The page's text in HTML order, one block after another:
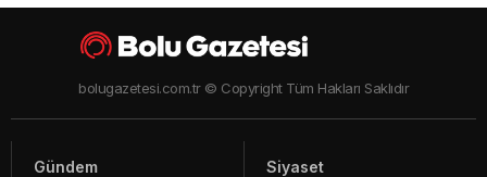
bolugazetesi.com.tr © Copyright Tüm Hakları Saklıdır
Gündem Siyaset